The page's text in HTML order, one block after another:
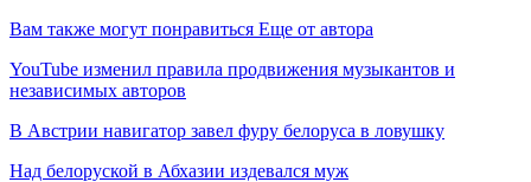
Вам также могут понравиться Еще от автора
YouTube изменил правила продвижения музыкантов и
независимых авторов
В Австрии навигатор завел фуру белоруса в ловушку
Над белоруской в Абхазии издевался муж